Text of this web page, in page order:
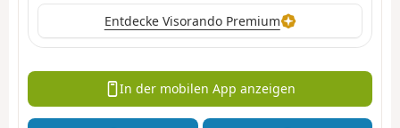
Entdecke Visorando Premium
In der mobilen App anzeigen